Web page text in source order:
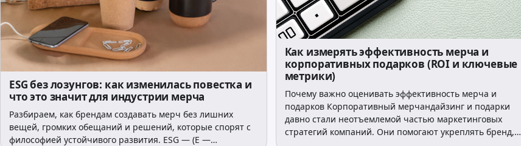
ESG без лозунгов: как изменилась повестка и
что это значит для индустрии мерча
Разбираем, как брендам создавать мерч без лишних
вещей, громких обещаний и решений, которые спорят с
философией устойчивого развития. ESG — (E —…
Как измерять эффективность мерча и
корпоративных подарков (ROI и ключевые
метрики)
Почему важно оценивать эффективность мерча и
подарков Корпоративный мерчандайзинг и подарки
давно стали неотъемлемой частью маркетинговых
стратегий компаний. Они помогают укреплять бренд,…